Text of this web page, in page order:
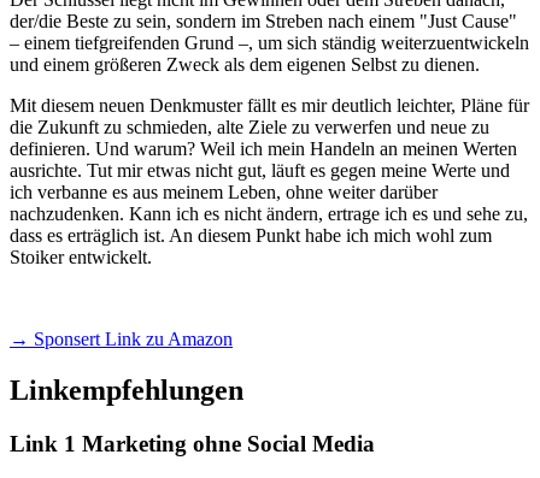
der/die Beste zu sein, sondern im Streben nach einem "Just Cause"
– einem tiefgreifenden Grund –, um sich ständig weiterzuentwickeln
und einem größeren Zweck als dem eigenen Selbst zu dienen.
Mit diesem neuen Denkmuster fällt es mir deutlich leichter, Pläne für
die Zukunft zu schmieden, alte Ziele zu verwerfen und neue zu
definieren. Und warum? Weil ich mein Handeln an meinen Werten
ausrichte. Tut mir etwas nicht gut, läuft es gegen meine Werte und
ich verbanne es aus meinem Leben, ohne weiter darüber
nachzudenken. Kann ich es nicht ändern, ertrage ich es und sehe zu,
dass es erträglich ist. An diesem Punkt habe ich mich wohl zum
Stoiker entwickelt.
→ Sponsert Link zu Amazon
Linkempfehlungen
Link 1 Marketing ohne Social Media